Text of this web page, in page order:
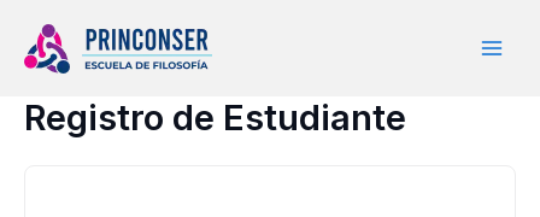
contenido
Registro de Estudiante